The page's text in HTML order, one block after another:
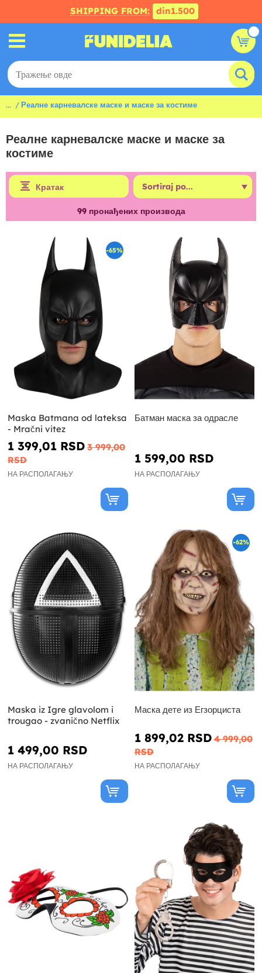
SHIPPING FROM: din1.500
... Реалне карневалске маске и маске за костиме
Реалне карневалске маске и маске за
костиме
Кратак
99пронађених производа
-65%
Maska Batmana od lateksa
- Mračni vitez
1 399,01 RSD 3 999,00
RSD
НА РАСПОЛАГАЊУ
Батман маска за одрасле
1 599,00 RSD
НА РАСПОЛАГАЊУ
Maska iz Igre glavolom i
trougao - zvanično Netflix
1 499,00 RSD
НА РАСПОЛАГАЊУ
-62%
Маска дете из Егзорциста
1 899,02 RSD 4 999,00
RSD
НА РАСПОЛАГАЊУ